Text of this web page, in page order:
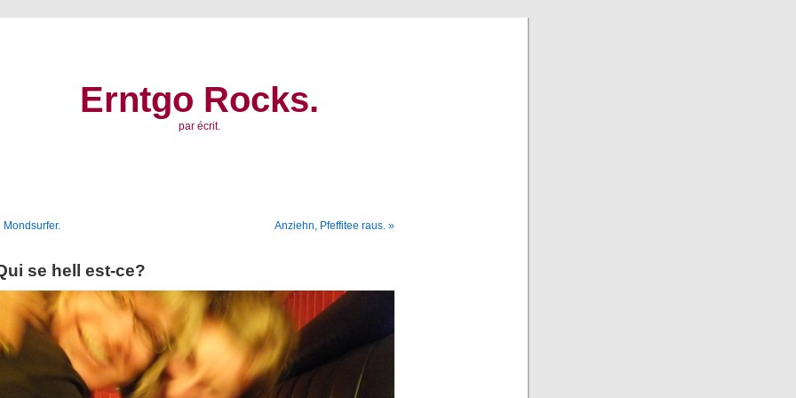
Erntgo Rocks.
par écrit.
Mondsurfer. Anziehn, Pfeffitee raus. »
se hell est-ce?